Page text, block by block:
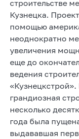
строительстве
Кузнецка.
помощью
неоднократно
увеличения
еще до
ведения
«Кузнецкстрой».
грандиозная
несколько
года была
выдававшая